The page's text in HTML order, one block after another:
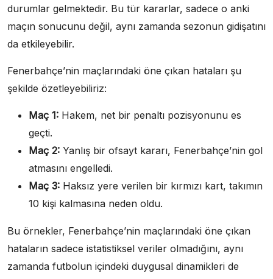
durumlar gelmektedir. Bu tür kararlar, sadece o anki
maçın sonucunu değil, aynı zamanda sezonun gidişatını
da etkileyebilir.
Fenerbahçe’nin maçlarındaki öne çıkan hataları şu
şekilde özetleyebiliriz:
Maç 1: Hakem, net bir penaltı pozisyonunu es
geçti.
Maç 2: Yanlış bir ofsayt kararı, Fenerbahçe’nin gol
atmasını engelledi.
Maç 3: Haksız yere verilen bir kırmızı kart, takımın
10 kişi kalmasına neden oldu.
Bu örnekler, Fenerbahçe’nin maçlarındaki öne çıkan
hataların sadece istatistiksel veriler olmadığını, aynı
zamanda futbolun içindeki duygusal dinamikleri de